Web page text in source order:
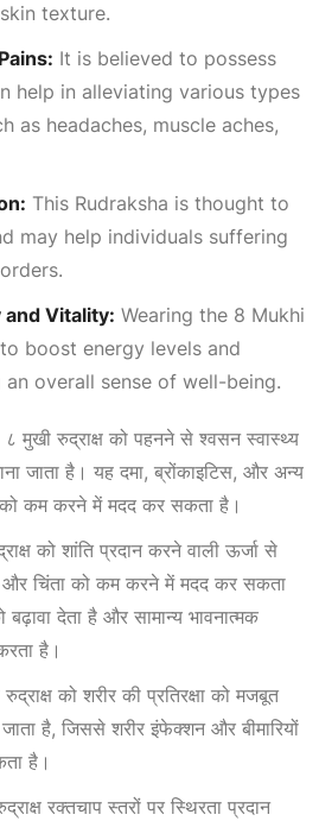
texture.
It is believed to possess
help in alleviating various types
as headaches, muscle aches,
This Rudraksha is thought to
may help individuals suffering
and Vitality: Wearing the 8 Mukhi
boost energy levels and
overall sense of well-being.
८ मुखी रुद्राक्ष को पहनने से श्वसन स्वास्थ्य
जाता है। यह दमा, ब्रोंकाइटिस, और अन्य
कम करने में मदद कर सकता है।
को शांति प्रदान करने वाली ऊर्जा से
और चिंता को कम करने में मदद कर सकता
देता है और सामान्य भावनात्मक
है।
को शरीर की प्रतिरक्षा को मजबूत
है, जिससे शरीर इंफेक्शन और बीमारियों
है।
रक्तचाप स्तरों पर स्थिरता प्रदान